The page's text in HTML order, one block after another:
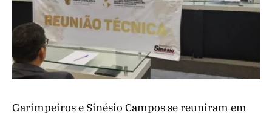
Garimpeiros e Sinésio Campos se reuniram em